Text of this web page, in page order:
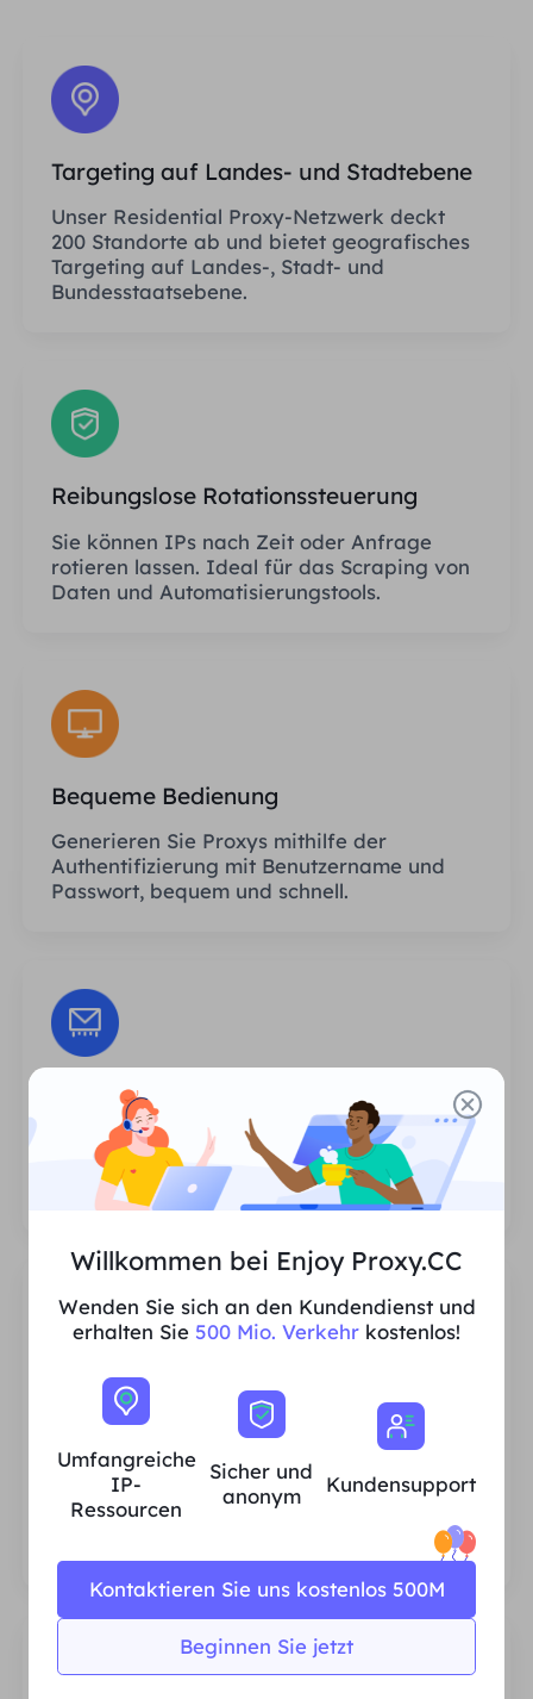
Targeting auf Landes- und Stadtebene
Unser Residential Proxy-Netzwerk deckt
200 Standorte ab und bietet geografisches
Targeting auf Landes-, Stadt- und
Bundesstaatsebene.
Reibungslose Rotationssteuerung
Sie können IPs nach Zeit oder Anfrage
rotieren lassen. Ideal für das Scraping von
Daten und Automatisierungstools.
Bequeme Bedienung
Generieren Sie Proxys mithilfe der
Authentifizierung mit Benutzername und
Passwort, bequem und schnell.
Unbegrenzte Sitzungen
Es gibt keine Begrenzung hinsichtlich der
Anzahl der Nutzungen oder der
Aufrufhäufigkeit der Proxys.
Umfangreiche IP-Ressourcen für
Privathaushalte
Wir stellen sicher, dass unsere IP-Proxy-
Ressourcen stabil und zuverlässig sind, und
wir sind ständig bestrebt, den aktuellen
Bedürfnissen jedes Kunden gerecht zu
werden.
Willkommen bei Enjoy Proxy.CC
Wenden Sie sich an den Kundendienst und
erhalten Sie 500 Mio. Verkehr kostenlos!
Umfangreiche
IP-
Ressourcen
Sicher und
anonym
Kundensupport
Beginnen Sie jetzt
Kontaktieren Sie uns kostenlos 500M